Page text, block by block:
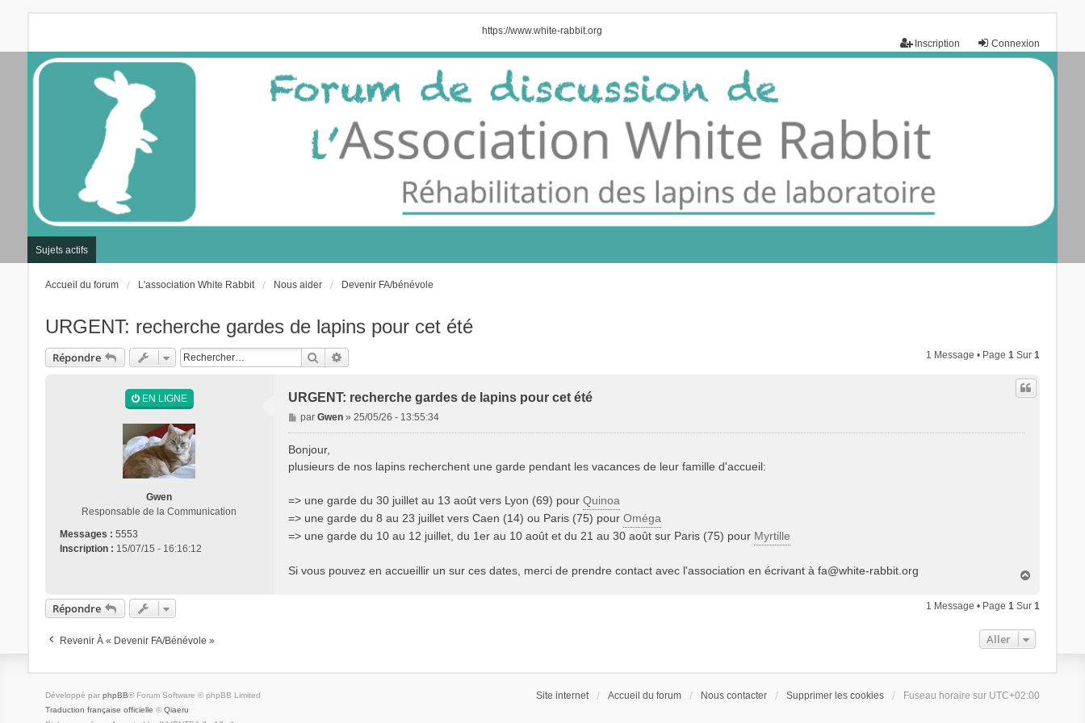
https://www.white-rabbit.org
Connexion
Inscription
Sujets actifs
Accueil du forum L'association White Rabbit Nous aider Devenir FA/bénévole
URGENT: recherche gardes de lapins pour cet été
Répondre Rechercher 1 Message • Page1 Sur1
EN LIGNE
Gwen
Responsable de la Communication
Messages : 5553
Inscription : 15/07/15 - 16:16:12
URGENT: recherche gardes de lapins pour cet été
M
e
a
e
parGwen » 25/05/26 - 13:55:34
Bonjour,
plusieurs de nos lapins recherchent une garde pendant les vacances de leur famille d'accueil:
=> une garde du 30 juillet au 13 août vers Lyon (69) pour Quinoa
=> une garde du 8 au 23 juillet vers Caen (14) ou Paris (75) pour Oméga
=> une garde du 10 au 12 juillet, du 1er au 10 août et du 21 au 30 août sur Paris (75) pour Myrtille
Si vous pouvez en accueillir un sur ces dates, merci de prendre contact avec l'association en écrivant à fa@white-rabbit.org
u
t
Répondre 1 Message • Page1 Sur1
Revenir À « Devenir FA/bénévole » Aller
Site internet Accueil du forum Nous contacter Supprimer les cookies Fuseau horaire sur UTC+02:00
Développé par phpBB® Forum Software © phpBB Limited
Traduction française officielle © Qiaeru